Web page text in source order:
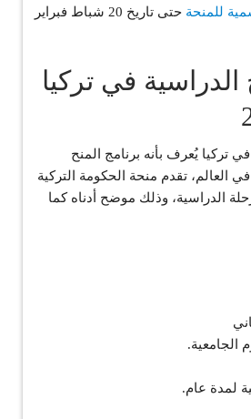
للمنحة
حتى تاريخ 20 شباط فبراير
الدراسية في تركيا
تركيا يُعرف بأنه برنامج المنح
في العالم، تقدم منحة الحكومة التركية
الدراسية، وذلك موضح أدناه كما
الجامعية.
لمدة عام.